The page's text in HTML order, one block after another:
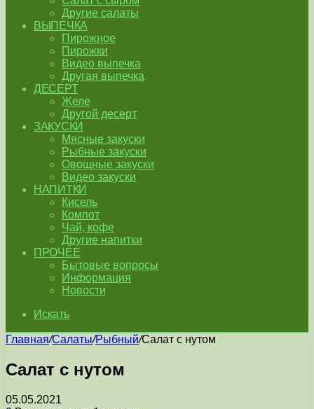
Другие салаты
ВЫПЕЧКА
Пирожное
Пирожки
Видео выпечка
Другая выпечка
ДЕСЕРТ
Желе
Другой десерт
ЗАКУСКИ
Мясные закуски
Рыбные закуски
Овощные закуски
Видео закуски
НАПИТКИ
Кисель
Компот
Чай, кофе
Другие напитки
ПРОЧЕЕ
Бытовые вопросы
Информация
Новости
Искать
Главная/Салаты/Рыбный/Cалат с нутом
Cалат с нутом
05.05.2021